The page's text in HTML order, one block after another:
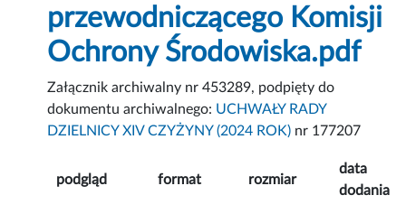
przewodniczącego Komisji
Ochrony Środowiska.pdf
Załącznik archiwalny nr 453289, podpięty do
dokumentu archiwalnego: UCHWAŁY RADY
DZIELNICY XIV CZYŻYNY (2024 ROK) nr 177207
podgląd format rozmiar
data
dodania